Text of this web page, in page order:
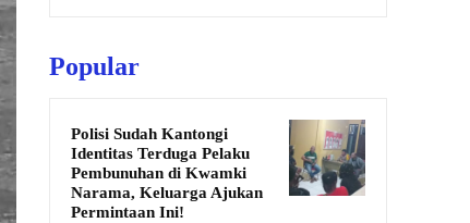
Popular
Polisi Sudah Kantongi
Identitas Terduga Pelaku
Pembunuhan di Kwamki
Narama, Keluarga Ajukan
Permintaan Ini!